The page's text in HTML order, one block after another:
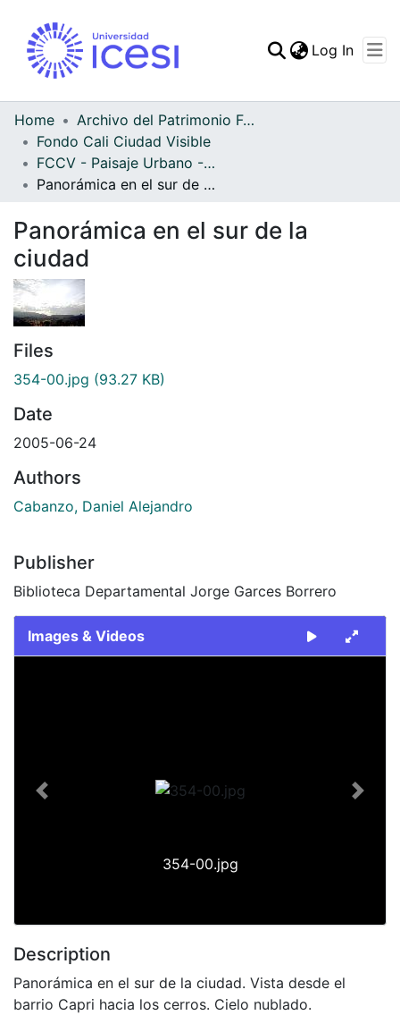
Log In
Home
Archivo del Patrimonio Fotográfico y Fílmico del Valle del Cauca
Fondo Cali Ciudad Visible
FCCV - Paisaje Urbano - Patrimonial
Panorámica en el sur de la ciudad
Panorámica en el sur de la
ciudad
Files
354-00.jpg (93.27 KB)
Date
2005-06-24
Authors
Cabanzo, Daniel Alejandro
Publisher
Biblioteca Departamental Jorge Garces Borrero
Images & Videos
354-00.jpg
Previous Next
Description
Panorámica en el sur de la ciudad. Vista desde el
barrio Capri hacia los cerros. Cielo nublado.